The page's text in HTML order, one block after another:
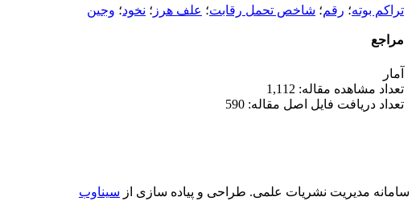
تراکم بوته؛ رقم؛ شاخص تحمل رقابت؛ علف هرز ؛ نخود؛ وجین
مراجع
آمار
تعداد مشاهده مقاله: 1,112
تعداد دریافت فایل اصل مقاله: 590
سامانه مدیریت نشریات علمی. طراحی و پیاده سازی از سیناوب